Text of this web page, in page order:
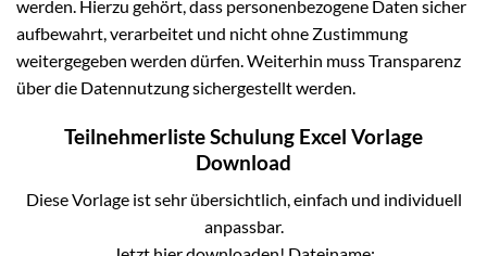
werden. Hierzu gehört, dass personenbezogene Daten sicher
aufbewahrt, verarbeitet und nicht ohne Zustimmung
weitergegeben werden dürfen. Weiterhin muss Transparenz
über die Datennutzung sichergestellt werden.
Teilnehmerliste Schulung Excel Vorlage
Download
Diese Vorlage ist sehr übersichtlich, einfach und individuell
anpassbar.